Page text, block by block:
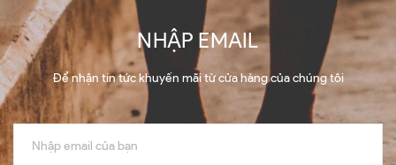
NHẬP EMAIL
Để nhận tin tức khuyến mãi từ cửa hàng của chúng tôi